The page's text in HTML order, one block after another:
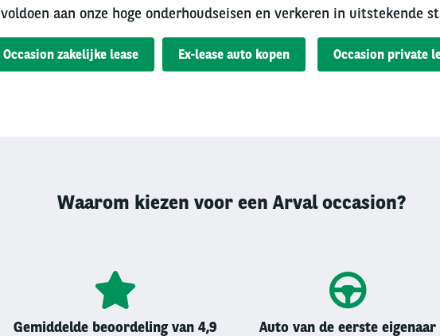
voldoen aan onze hoge onderhoudseisen en verkeren in uitstekende
Occasion zakelijke lease Ex-lease auto kopen Occasion private
Waarom kiezen voor een Arval occasion?
Gemiddelde beoordeling van 4,9
Auto van de eerste eigenaar